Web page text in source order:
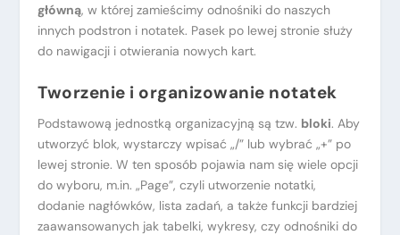
główną, w której zamieścimy odnośniki do naszych
innych podstron i notatek. Pasek po lewej stronie służy
do nawigacji i otwierania nowych kart.
Tworzenie i organizowanie notatek
Podstawową jednostką organizacyjną są tzw. bloki. Aby
utworzyć blok, wystarczy wpisać „/” lub wybrać „+” po
lewej stronie. W ten sposób pojawia nam się wiele opcji
do wyboru, m.in. „Page”, czyli utworzenie notatki,
dodanie nagłówków, lista zadań, a także funkcji bardziej
zaawansowanych jak tabelki, wykresy, czy odnośniki do